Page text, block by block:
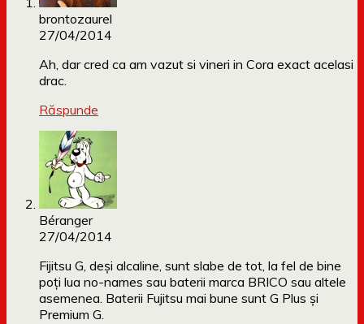
brontozaurel
27/04/2014
Ah, dar cred ca am vazut si vineri in Cora exact acelasi
drac.
Răspunde
Béranger
27/04/2014
Fijitsu G, deși alcaline, sunt slabe de tot, la fel de bine
poți lua no-names sau baterii marca BRICO sau altele
asemenea. Baterii Fujitsu mai bune sunt G Plus și
Premium G.